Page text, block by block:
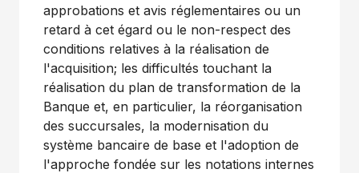
approbations et avis réglementaires ou un
retard à cet égard ou le non-respect des
conditions relatives à la réalisation de
l'acquisition; les difficultés touchant la
réalisation du plan de transformation de la
Banque et, en particulier, la réorganisation
des succursales, la modernisation du
système bancaire de base et l'adoption de
l'approche fondée sur les notations internes